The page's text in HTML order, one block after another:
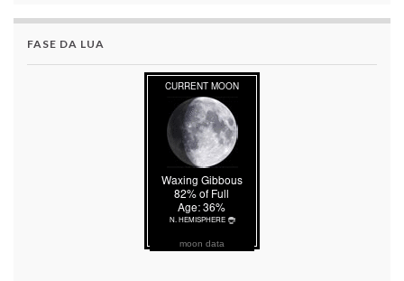
FASE DA LUA
moon data